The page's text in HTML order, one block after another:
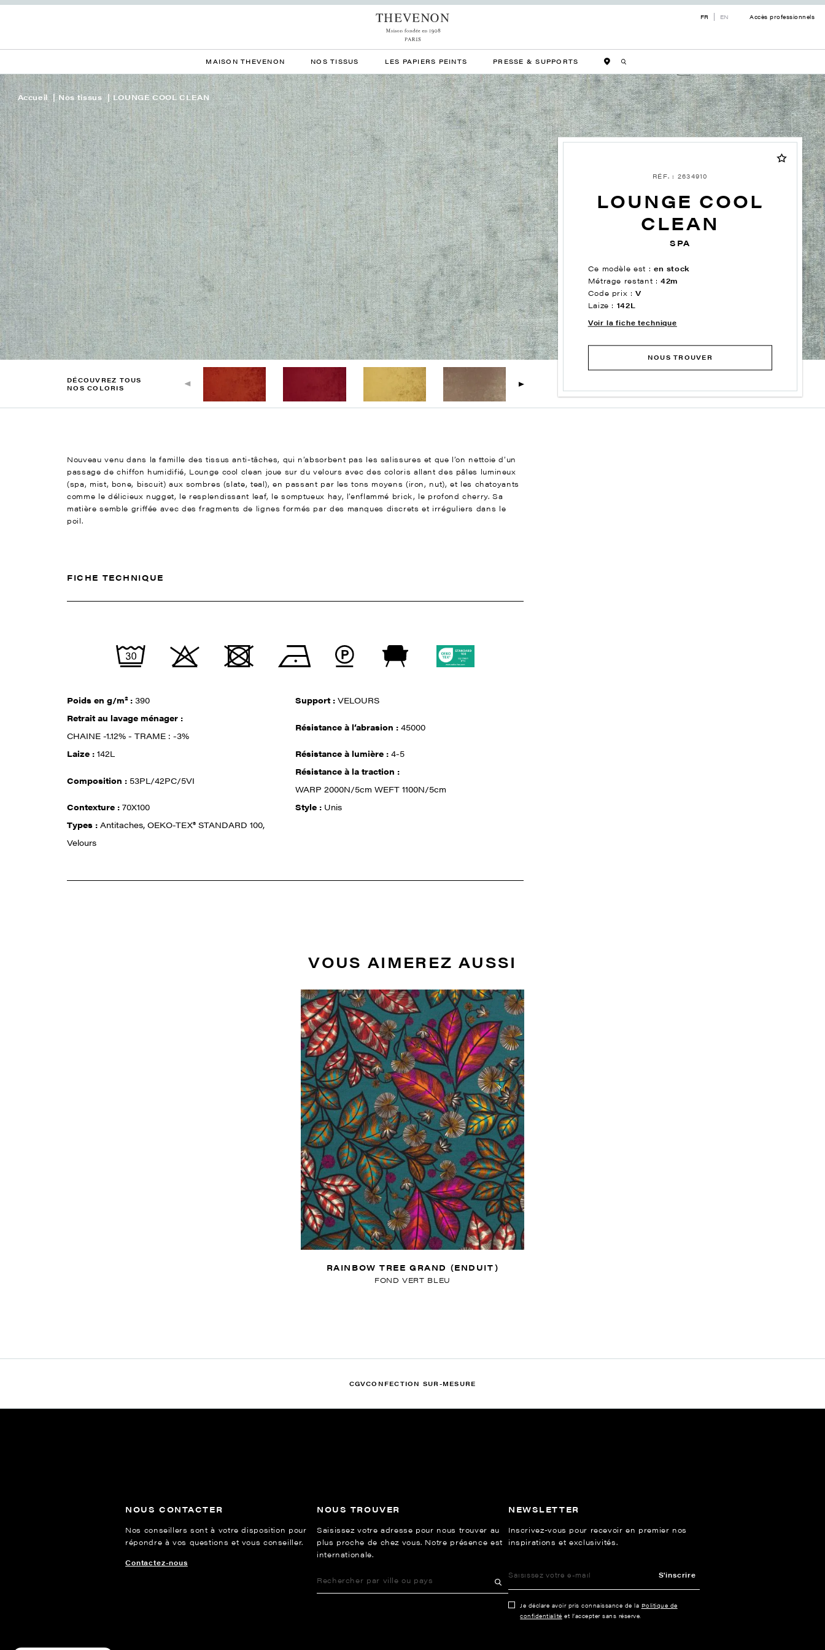
FR EN Accès professionnels
MAISON THEVENON NOS TISSUS LES PAPIERS PEINTS PRESSE & SUPPORTS
Accueil Nos tissus LOUNGE COOL CLEAN
RÉF. : 2634910
LOUNGE COOL
CLEAN
SPA
Ce modèle est : en stock
Métrage restant :42m
Code prix :V
Laize : 142L
Voir la fiche technique
NOUS TROUVER
DÉCOUVREZ TOUS
NOS COLORIS
Nouveau venu dans la famille des tissus anti-tâches, qui n’absorbent pas les salissures et que l’on nettoie d’un
passage de chiffon humidifié, Lounge cool clean joue sur du velours avec des coloris allant des pâles lumineux
(spa, mist, bone, biscuit) aux sombres (slate, teal), en passant par les tons moyens (iron, nut), et les chatoyants
comme le délicieux nugget, le resplendissant leaf, le somptueux hay, l’enflammé brick, le profond cherry. Sa
matière semble griffée avec des fragments de lignes formés par des manques discrets et irréguliers dans le
poil.
FICHE TECHNIQUE
Poids en g/m² :390 Support :VELOURS
Retrait au lavage ménager :
CHAINE -1.12% - TRAME : -3%
Résistance à l‘abrasion :45000
Laize :142L Résistance à lumière :4-5
Composition : 53PL/42PC/5VI
Résistance à la traction :
WARP 2000N/5cm WEFT 1100N/5cm
Contexture :70X100 Style : Unis
Types :Antitaches, OEKO-TEX® STANDARD 100,
Velours
VOUS AIMEREZ AUSSI
RAINBOW TREE GRAND (ENDUIT)
FOND VERT BLEU
CGVCONFECTION SUR-MESURE
NOUS CONTACTER
Nos conseillers sont à votre disposition pour
répondre à vos questions et vous conseiller.
Contactez-nous
NOUS TROUVER
Saisissez votre adresse pour nous trouver au
plus proche de chez vous. Notre présence est
internationale.
NEWSLETTER
Inscrivez-vous pour recevoir en premier nos
inspirations et exclusivités.
S'inscrire
Je déclare avoir pris connaissance de la Politique de
confidentialité et l’accepter sans réserve.